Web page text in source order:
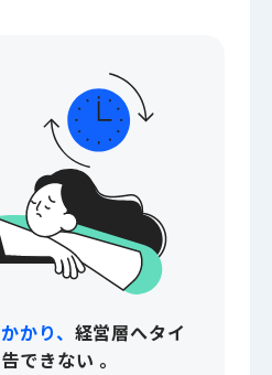
かり、 経営層へタイ
できない 。